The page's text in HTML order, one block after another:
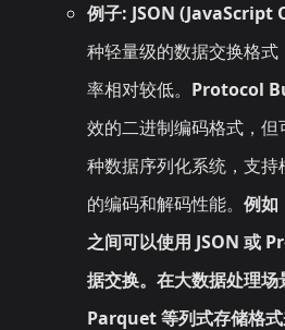
例子: JSON
种轻量级的数据交换格
率相对较低。 Protocol
效的二进制编码格式，但
种数据序列化系统，支
的编码和解码性能。 例如
之间可以使用 JSON 或
据交换。在大数据处理
Parquet 等列式存储格